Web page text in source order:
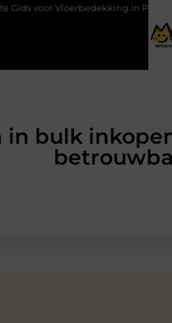
Vloerbedekking in Purmerend
in bulk